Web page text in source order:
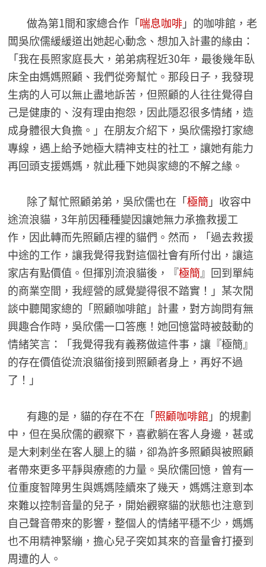
做為第1間和家總合作「喘息咖啡」的咖啡館，老
闆吳欣儒緩緩道出她起心動念、想加入計畫的緣由：
「我在長照家庭長大，弟弟病程近30年，最後幾年臥
床全由媽媽照顧、我們從旁幫忙。那段日子，我發現
生病的人可以無止盡地訴苦，但照顧的人往往覺得自
己是健康的、沒有理由抱怨，因此隱忍很多情緒，造
成身體很大負擔。」在朋友介紹下，吳欣儒撥打家總
專線，遇上給予她極大精神支柱的社工，讓她有能力
再回頭支援媽媽，就此種下她與家總的不解之緣。
除了幫忙照顧弟弟，吳欣儒也在「極簡」收容中
途流浪貓，3年前因種種變因讓她無力承擔救援工
作，因此轉而先照顧店裡的貓們。然而，「過去救援
中途的工作，讓我覺得我對這個社會有所付出，讓這
家店有點價值。但揮別流浪貓後，『極簡』回到單純
的商業空間，我經營的感覺變得很不踏實！」某次閒
談中聽聞家總的「照顧咖啡館」計畫，對方詢問有無
興趣合作時，吳欣儒一口答應！她回憶當時被鼓動的
情緒笑言：「我覺得我有義務做這件事，讓『極簡』
的存在價值從流浪貓銜接到照顧者身上，再好不過
了！」
有趣的是，貓的存在不在「照顧咖啡館 」的規劃
中，但在吳欣儒的觀察下，喜歡躺在客人身邊，甚或
是大剌剌坐在客人腿上的貓，卻為許多照顧與被照顧
者帶來更多平靜與療癒的力量。吳欣儒回憶，曾有一
位重度智障男生與媽媽陸續來了幾天，媽媽注意到本
來難以控制音量的兒子，開始觀察貓的狀態也注意到
自己聲音帶來的影響，整個人的情緒平穩不少，媽媽
也不用精神緊繃，擔心兒子突如其來的音量會打擾到
周遭的人。